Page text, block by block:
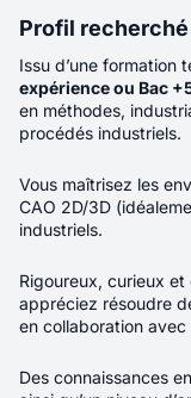
Rémunération
Contrat
Télétravail
Véritable
vous prenez
nouvelles
auprès des
des
Profil recherché
Issu d’une formation
expérience ou Bac
en méthodes,
procédés industriels.
Vous maîtrisez les
CAO 2D/3D
industriels.
Rigoureux, curieux et
appréciez résoudre
en collaboration
Des connaissances